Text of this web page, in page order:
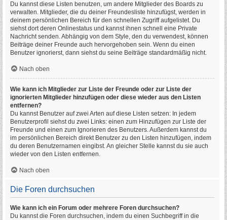
Du kannst diese Listen benutzen, um andere Mitglieder des Boards zu
verwalten. Mitglieder, die du deiner Freundesliste hinzufügst, werden in
deinem persönlichen Bereich für den schnellen Zugriff aufgelistet. Du
siehst dort deren Onlinestatus und kannst ihnen schnell eine Private
Nachricht senden. Abhängig von dem Style, den du verwendest, können
Beiträge deiner Freunde auch hervorgehoben sein. Wenn du einen
Benutzer ignorierst, dann siehst du seine Beiträge standardmäßig nicht.
Nach oben
Wie kann ich Mitglieder zur Liste der Freunde oder zur Liste der
ignorierten Mitglieder hinzufügen oder diese wieder aus den Listen
entfernen?
Du kannst Benutzer auf zwei Arten auf diese Listen setzen: In jedem
Benutzerprofil siehst du zwei Links: einen zum Hinzufügen zur Liste der
Freunde und einen zum Ignorieren des Benutzers. Außerdem kannst du
im persönlichen Bereich direkt Benutzer zu den Listen hinzufügen, indem
du deren Benutzernamen eingibst. An gleicher Stelle kannst du sie auch
wieder von den Listen entfernen.
Nach oben
Die Foren durchsuchen
Wie kann ich ein Forum oder mehrere Foren durchsuchen?
Du kannst die Foren durchsuchen, indem du einen Suchbegriff in die